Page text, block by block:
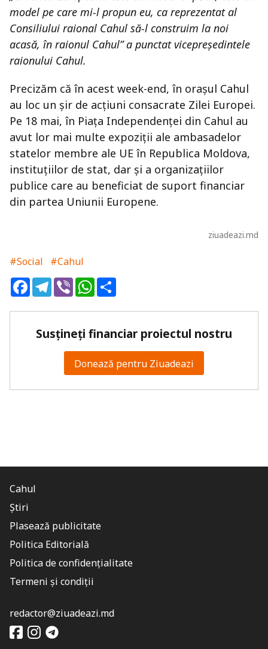
model pe care mi-l propun eu, ca reprezentat al
Consiliului raional Cahul să-l construim la noi
acasă, în raionul Cahul” a punctat vicepreședintele
raionului Cahul.
Precizăm că în acest week-end, în orașul Cahul
au loc un șir de acțiuni consacrate Zilei Europei.
Pe 18 mai, în Piața Independenței din Cahul au
avut lor mai multe expoziții ale ambasadelor
statelor membre ale UE în Republica Moldova,
instituțiilor de stat, dar și a organizațiilor
publice care au beneficiat de suport financiar
din partea Uniunii Europene.
ziuadeazi.md
#Social
#Cahul
FacebookTelegram
ViberWhatsApp
Susțineți financiar proiectul nostru
Donează pentru Ziuadeazi
Cahul
Știri
Plasează publicitate
Politica Editorială
Politica de confidențialitate
Termeni și condiții
redactor@ziuadeazi.md